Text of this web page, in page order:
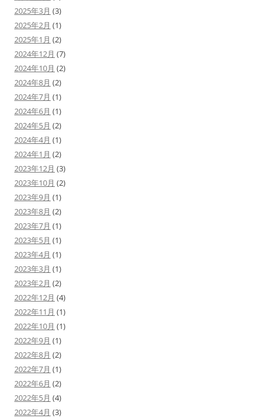
2025年3月 (3)
2025年2月 (1)
2025年1月 (2)
2024年12月 (7)
2024年10月 (2)
2024年8月 (2)
2024年7月 (1)
2024年6月 (1)
2024年5月 (2)
2024年4月 (1)
2024年1月 (2)
2023年12月 (3)
2023年10月 (2)
2023年9月 (1)
2023年8月 (2)
2023年7月 (1)
2023年5月 (1)
2023年4月 (1)
2023年3月 (1)
2023年2月 (2)
2022年12月 (4)
2022年11月 (1)
2022年10月 (1)
2022年9月 (1)
2022年8月 (2)
2022年7月 (1)
2022年6月 (2)
2022年5月 (4)
2022年4月 (3)